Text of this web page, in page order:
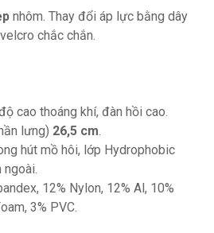
nhôm. Thay đổi áp lực bằng dây
chắc chắn.
cao thoáng khí, đàn hồi cao.
lưng) 26,5 cm.
hút mồ hôi, lớp Hydrophobic
12% Nylon, 12% Al, 10%
3% PVC.